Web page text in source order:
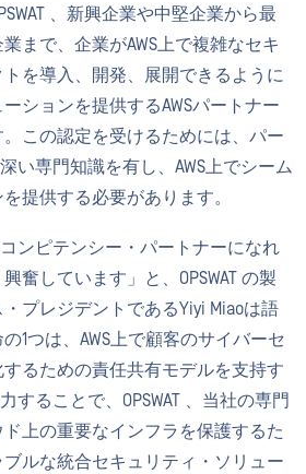
、新興企業や中堅企業から最
まで、企業がAWS上で複雑なセキ
を導入、開発、展開できるように
ションを提供するAWSパートナー
この認定を受けるためには、パー
い専門知識を有し、AWS上でシーム
提供する必要があります。
コンピテンシー・パートナーになれ
奮しています」と、OPSWAT の製
プレジデントであるYiyi Miaoは語
1つは、AWS上で顧客のサイバーセ
るための責任共有モデルを支持す
することで、OPSWAT 、当社の専門
上の重要なインフラを保護するた
ルな統合セキュリティ・ソリュー